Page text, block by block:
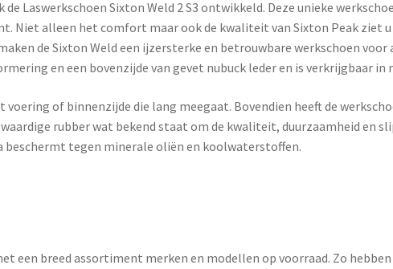
Laswerkschoen Sixton Weld 2 S3 ontwikkeld. Deze unieke
Niet alleen het comfort maar ook de kwaliteit van Sixton Peak ziet
de Sixton Weld een ijzersterke en betrouwbare werkschoen voor
en een bovenzijde van gevet nubuck leder en is verkrijgbaar
of binnenzijde die lang meegaat. Bovendien heeft de
rubber wat bekend staat om de kwaliteit, duurzaamheid en
tegen minerale oliën en koolwaterstoffen.
een breed assortiment merken en modellen op voorraad. Zo hebben